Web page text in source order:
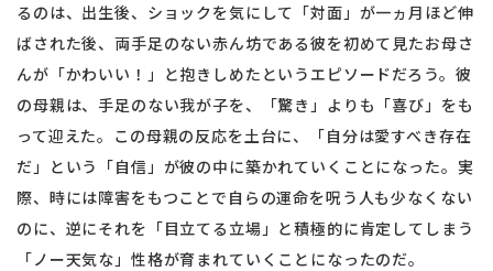
るのは、出生後、ショックを気にして「対面」が一ヵ月ほど伸
ばされた後、両手足のない赤ん坊である彼を初めて見たお母さ
んが「かわいい！」と抱きしめたというエピソードだろう。彼
の母親は、手足のない我が子を、「驚き」よりも「喜び」をも
って迎えた。この母親の反応を土台に、「自分は愛すべき存在
だ」という「自信」が彼の中に築かれていくことになった。実
際、時には障害をもつことで自らの運命を呪う人も少なくない
のに、逆にそれを「目立てる立場」と積極的に肯定してしまう
「ノー天気な」性格が育まれていくことになったのだ。